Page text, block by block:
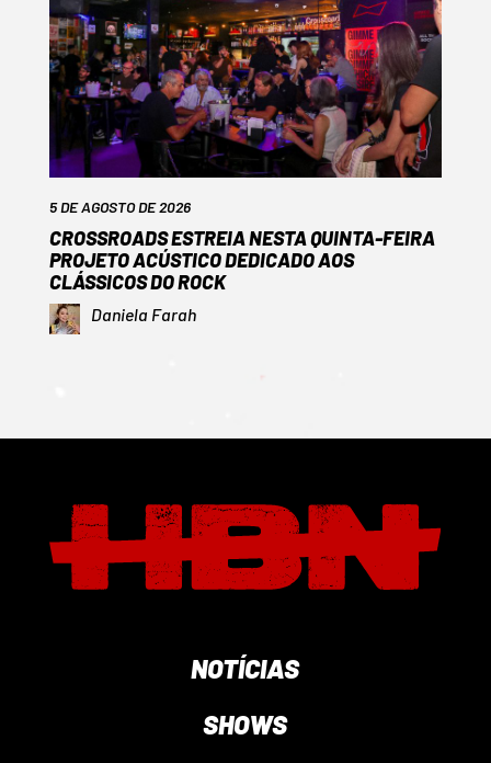
5 DE AGOSTO DE 2026
CROSSROADS ESTREIA NESTA QUINTA-FEIRA
PROJETO ACÚSTICO DEDICADO AOS
CLÁSSICOS DO ROCK
Daniela Farah
NOTÍCIAS
SHOWS